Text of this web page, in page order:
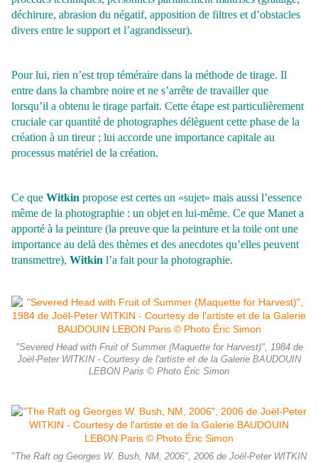
déchirure, abrasion du négatif, apposition de filtres et d’obstacles
divers entre le support et l’agrandisseur).
Pour lui, rien n’est trop téméraire dans la méthode de tirage. Il
entre dans la chambre noire et ne s’arrête de travailler que
lorsqu’il a obtenu le tirage parfait. Cette étape est particulièrement
cruciale car quantité de photographes délèguent cette phase de la
création à un tireur ; lui accorde une importance capitale au
processus matériel de la création.
Ce que Witkin propose est certes un «sujet» mais aussi l’essence
même de la photographie : un objet en lui-même. Ce que Manet a
apporté à la peinture (la preuve que la peinture et la toile ont une
importance au delà des thèmes et des anecdotes qu’elles peuvent
transmettre), Witkin l’a fait pour la photographie.
"Severed Head with Fruit of Summer (Maquette for Harvest)", 1984 de
Joël-Peter WITKIN - Courtesy de l'artiste et de la Galerie BAUDOUIN
LEBON Paris © Photo Éric Simon
"The Raft og Georges W. Bush, NM, 2006", 2006 de Joël-Peter WITKIN